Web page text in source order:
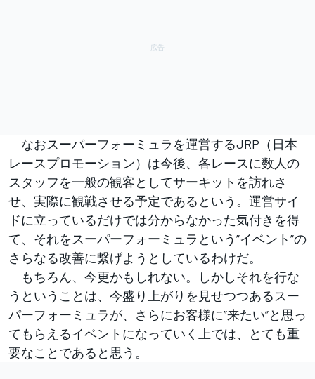
なおスーパーフォーミュラを運営するJRP（日本
レースプロモーション）は今後、各レースに数人の
スタッフを一般の観客としてサーキットを訪れさ
せ、実際に観戦させる予定であるという。運営サイ
ドに立っているだけでは分からなかった気付きを得
て、それをスーパーフォーミュラという”イベント”の
さらなる改善に繋げようとしているわけだ。
もちろん、今更かもしれない。しかしそれを行な
うということは、今盛り上がりを見せつつあるスー
パーフォーミュラが、さらにお客様に”来たい”と思っ
てもらえるイベントになっていく上では、とても重
要なことであると思う。